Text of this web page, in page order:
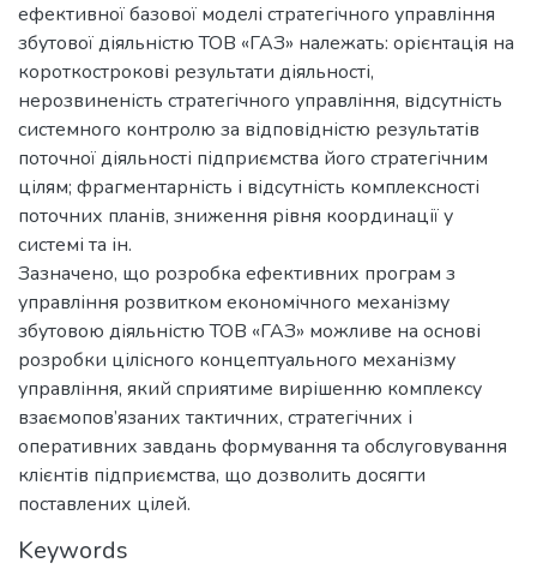
ефективної базової моделі стратегічного управління
збутової діяльністю ТОВ «ГАЗ» належать: орієнтація на
короткострокові результати діяльності,
нерозвиненість стратегічного управління, відсутність
системного контролю за відповідністю результатів
поточної діяльності підприємства його стратегічним
цілям; фрагментарність і відсутність комплексності
поточних планів, зниження рівня координації у
системі та ін.
Зазначено, що розробка ефективних програм з
управління розвитком економічного механізму
збутовою діяльністю ТОВ «ГАЗ» можливе на основі
розробки цілісного концептуального механізму
управління, який сприятиме вирішенню комплексу
взаємопов’язаних тактичних, стратегічних і
оперативних завдань формування та обслуговування
клієнтів підприємства, що дозволить досягти
поставлених цілей.
Keywords